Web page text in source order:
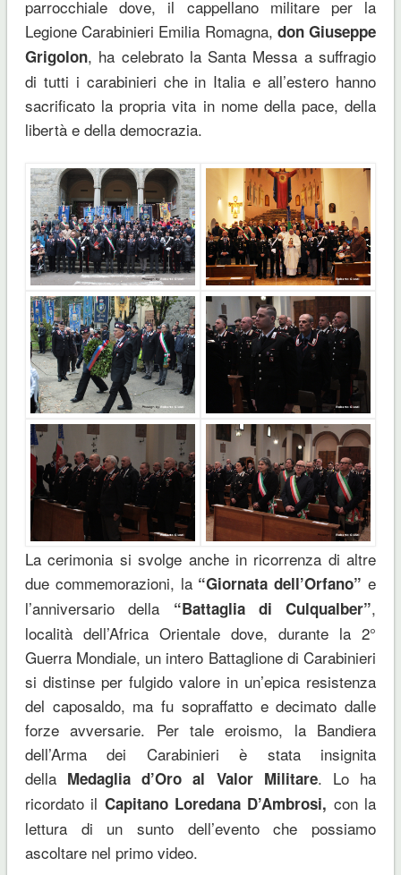
parrocchiale dove, il cappellano militare per la
Legione Carabinieri Emilia Romagna, don Giuseppe
Grigolon, ha celebrato la Santa Messa a suffragio
di tutti i carabinieri che in Italia e all’estero hanno
sacrificato la propria vita in nome della pace, della
libertà e della democrazia.
La cerimonia si svolge anche in ricorrenza di altre
due commemorazioni, la “Giornata dell’Orfano” e
l’anniversario della “Battaglia di Culqualber”,
località dell’Africa Orientale dove, durante la 2°
Guerra Mondiale, un intero Battaglione di Carabinieri
si distinse per fulgido valore in un’epica resistenza
del caposaldo, ma fu sopraffatto e decimato dalle
forze avversarie. Per tale eroismo, la Bandiera
dell’Arma dei Carabinieri è stata insignita
della Medaglia d’Oro al Valor Militare. Lo ha
ricordato il Capitano Loredana D’Ambrosi, con la
lettura di un sunto dell’evento che possiamo
ascoltare nel primo video.